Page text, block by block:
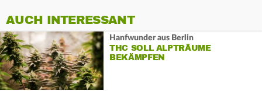
AUCH INTERESSANT
Hanfwunder aus Berlin
THC SOLL ALPTRÄUME
BEKÄMPFEN